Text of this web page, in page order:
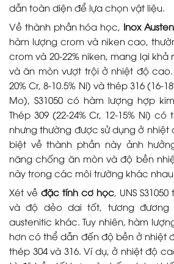
dẫn toàn diện để lựa chọn vật liệu.
Về thành phần hóa học, Inox
hàm lượng crom và niken cao,
crom và 20-22% niken, mang lại
và ăn mòn vượt trội ở nhiệt độ cao.
20% Cr, 8-10.5% Ni) và thép 316 (16-
Mo), S31050 có hàm lượng hợp
Thép 309 (22-24% Cr, 12-15% Ni)
nhưng thường được sử dụng ở nhiệt
biệt về thành phần này ảnh
năng chống ăn mòn và độ bền
này trong các môi trường khác nhau.
Xét về đặc tính cơ học , UNS
và độ dẻo dai tốt, tương
austenitic khác. Tuy nhiên, hàm
hơn có thể dẫn đến độ bền ở nhiệt
thép 304 và 316. Ví dụ, ở nhiệt độ